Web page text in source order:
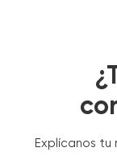
Explícanos